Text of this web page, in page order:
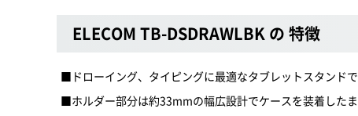
ELECOM TB-DSDRAWLBK の 特徴
■ドローイング、タイピングに最適なタブレットスタンドで
■ホルダー部分は約33mmの幅広設計でケースを装着した